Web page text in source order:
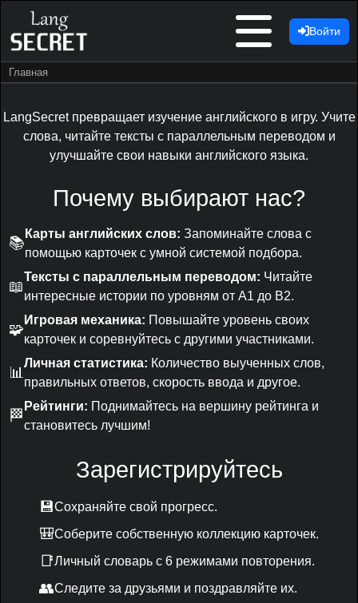
Войти
Главная
LangSecret превращает изучение английского в игру. Учите
слова, читайте тексты с параллельным переводом и
улучшайте свои навыки английского языка.
Почему выбирают нас?
📚
Карты английских слов: Запоминайте слова с
помощью карточек с умной системой подбора.
📖
Тексты с параллельным переводом: Читайте
интересные истории по уровням от A1 до B2.
🧩
Игровая механика: Повышайте уровень своих
карточек и соревнуйтесь с другими участниками.
📊
Личная статистика: Количество выученных слов,
правильных ответов, скорость ввода и другое.
🏁
Рейтинги: Поднимайтесь на вершину рейтинга и
становитесь лучшим!
Зарегистрируйтесь
💾Сохраняйте свой прогресс.
🎒Соберите собственную коллекцию карточек.
📑Личный словарь с 6 режимами повторения.
👥Следите за друзьями и поздравляйте их.